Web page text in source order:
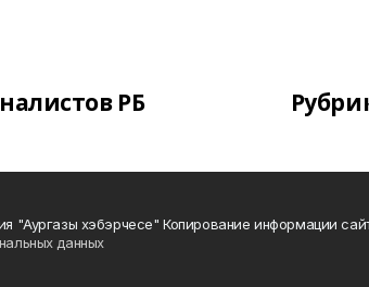
РБ
"Аургазы хэбэрчесе" Копирование информации
данных